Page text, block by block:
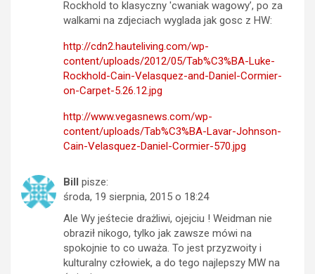
Rockhold to klasyczny 'cwaniak wagowy’, po za
walkami na zdjeciach wyglada jak gosc z HW:
http://cdn2.hauteliving.com/wp-
content/uploads/2012/05/Tab%C3%BA-Luke-
Rockhold-Cain-Velasquez-and-Daniel-Cormier-
on-Carpet-5.26.12.jpg
http://www.vegasnews.com/wp-
content/uploads/Tab%C3%BA-Lavar-Johnson-
Cain-Velasquez-Daniel-Cormier-570.jpg
Bill pisze:
środa, 19 sierpnia, 2015 o 18:24
Ale Wy jeśtecie drażliwi, ojejciu ! Weidman nie
obraził nikogo, tylko jak zawsze mówi na
spokojnie to co uważa. To jest przyzwoity i
kulturalny człowiek, a do tego najlepszy MW na